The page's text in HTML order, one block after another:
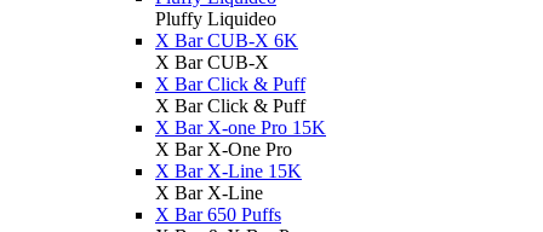
Pluffy Liquideo
X Bar CUB-X 6K
X Bar CUB-X
X Bar Click & Puff
X Bar Click & Puff
X Bar X-one Pro 15K
X Bar X-One Pro
X Bar X-Line 15K
X Bar X-Line
X Bar 650 Puffs